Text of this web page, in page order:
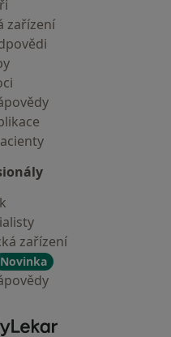
zařízení
zařízení
Novinka
- Hlavní stránka